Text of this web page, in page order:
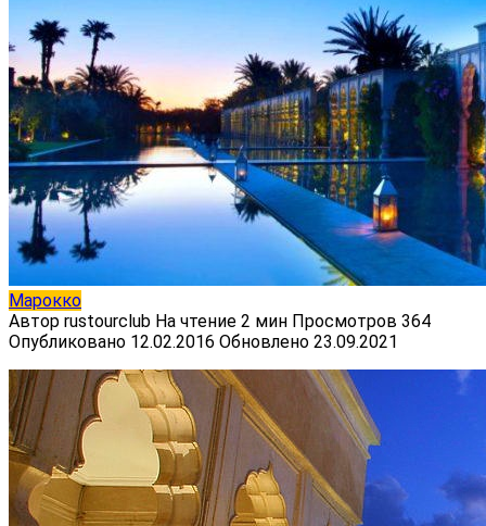
Марокко
Автор rustourclub На чтение 2 мин Просмотров 364
Опубликовано 12.02.2016 Обновлено 23.09.2021